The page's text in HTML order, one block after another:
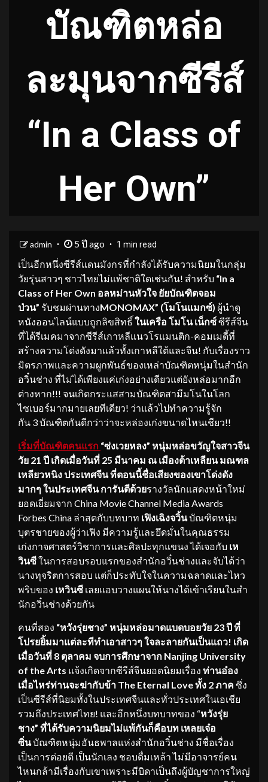
บัณฑิตหล่อ
ละมุนจากซีรีส์
“In a Class of
Her Own”
admin 5 ปี ago 1 min read
เป็นอีกหนึ่งซีรีส์แดนมังกรที่กำลังได้รับความนิยมในกลุ่ม
วัยรุ่นสาวๆ ชาวไทยไม่แพ้ชาติใดเช่นกัน! สำหรับ “In a
Class of Her Own อลหม่านหัวใจ ยัยบัณฑิตจอม
ป่วน” รับชมผ่านทางMONOMAX” (โมโนแมกซ์) ผู้นำดู
หนังออนไลน์แบบถูกลิขสิทธิ์ในเครือ โมโน เน็กซ์ซีรีส์จีน
ที่ได้รีเมคมาจากซีรีส์เกาหลีแนวโรแมนติก-คอมเมดี้ที่
สร้างความโด่งดังมาแล้วทั้งเกาหลีใต้และจีน! กับเรื่องราว
มิตรภาพและความผูกพันธ์ของเหล่าบัณฑิตหนุ่มในสำนัก
อวิ๋นช่าง ที่ไม่ได้เพียงแค่เก่งอย่างเดียวแต่ยังหล่อมากอีก
ต่างหาก!!! จนเกิดกระแสสามบัณฑิตสามีมโนในโลก
ไซเบอร์มากมายเลยทีเดียว! ว่าแล้วไปทำความรู้จัก
กัน 3 บัณฑิตกันดีกว่าว่าจะหล่องเก่งขนาดไหนเชียว!!
เริ่มที่บัณฑิตคนแรก “ซ่งเวยหลง” หนุ่มหล่อขวัญใจสาวจีน
วัย 21 ปี เกิดเมื่อวันที่ 25 มีนาคม ณ เมืองต้าเหลียน มณฑล
เหลียวหนิง ประเทศจีน ที่ตอนนี้ชื่อเสียงของเขาโด่งดัง
มากๆ ในประเทศจีน การันตีด้วยรางวัลนักแสดงหน้าใหม่
ยอดเยี่ยมจาก China Movie Channel Media Awards
Forbes China ล่าสุดกับบทบาท เฟิงเฉิงจวิ้นบัณฑิตหนุ่ม
บุตรชายของผู้ว่าเฟิง มีความรู้และยึดมั่นในคุณธรรม
เก่งกาจศาสตร์วิชาการและศิลปะทุกแขนง ได้เจอกับ เห
วินซีในการสอบรอบแรกของสำนักอวิ๋นช่างและจับได้ว่า
นางทุจริตการสอบ แต่ก็ประทับใจในความฉลาดและไหว
พริบของ เหวินซี เลยแอบวางแผนให้นางได้เข้าเรียนในสำ
นักอวิ๋นช่างด้วยกัน
คนที่สอง “หวังรุ่ยชาง” หนุ่มหล่อมาดแบดบอยวัย 23 ปี ที่
โปรยยิ้มมาแต่ละทีทำเอาสาวๆ ใจละลายกันเป็นแถว! เกิด
เมื่อวันที่ 8 ตุลาคม จบการศึกษาจาก Nanjing University
of the Arts แจ้งเกิดจากซีรีส์จีนยอดนิยมเรื่อง ท่านอ๋อง
เมื่อไหร่ท่านจะฆ่ากับข้า The Eternal Love ทั้ง 2 ภาค ซึ่ง
เป็นซีรีส์ที่นิยมทั้งในประเทศจีนและทั่วประเทศในเอเชีย
รวมถึงประเทศไทย! และอีกหนึ่งบทบาทของ “หวังรุ่ย
ชาง” ที่ได้รับความนิยมไม่แพ้กันก็คือบท เหลยเจ๋อ
ซิ่นบัณฑิตหนุ่มอันธพาลแห่งสำนักอวิ๋นช่าง มีชื่อเรื่อง
เป็นการต่อยตี เป็นนักเลง ชอบดื่มเหล้า ไม่มีอาจารย์คน
ไหนกล้ามีเรื่องกับเขาเพราะมีบิดาเป็นถึงผู้บัญชาการใหญ่